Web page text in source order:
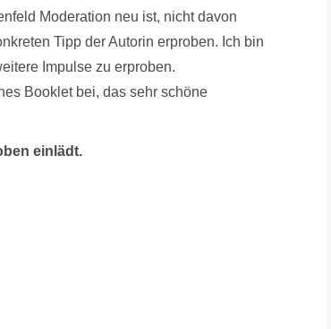
Moderation neu ist, nicht davon
Tipp der Autorin erproben. Ich bin
Impulse zu erproben.
Booklet bei, das sehr schöne
einlädt.